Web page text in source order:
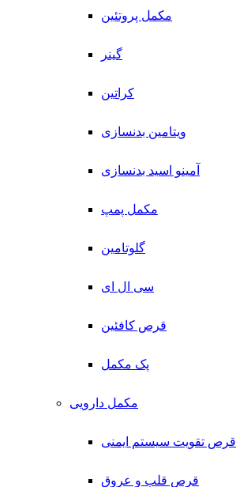
مکمل پروتئین
گینر
کراتین
ویتامین بدنسازی
آمینو اسید بدنسازی
مکمل پمپ
گلوتامین
سی ال ای
قرص کافئین
پک مکمل
مکمل دارویی
قرص تقویت سیستم ایمنی
قرص قلب و عروق